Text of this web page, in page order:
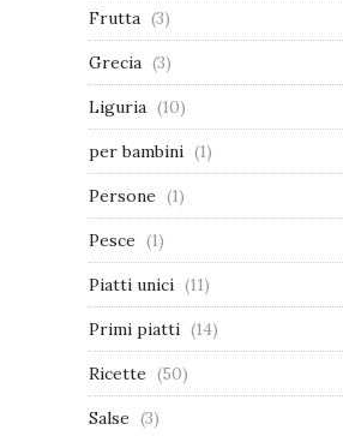
Frutta (3)
Grecia (3)
Liguria (10)
per bambini (1)
Persone (1)
Pesce (1)
Piatti unici (11)
Primi piatti (14)
Ricette (50)
Salse (3)